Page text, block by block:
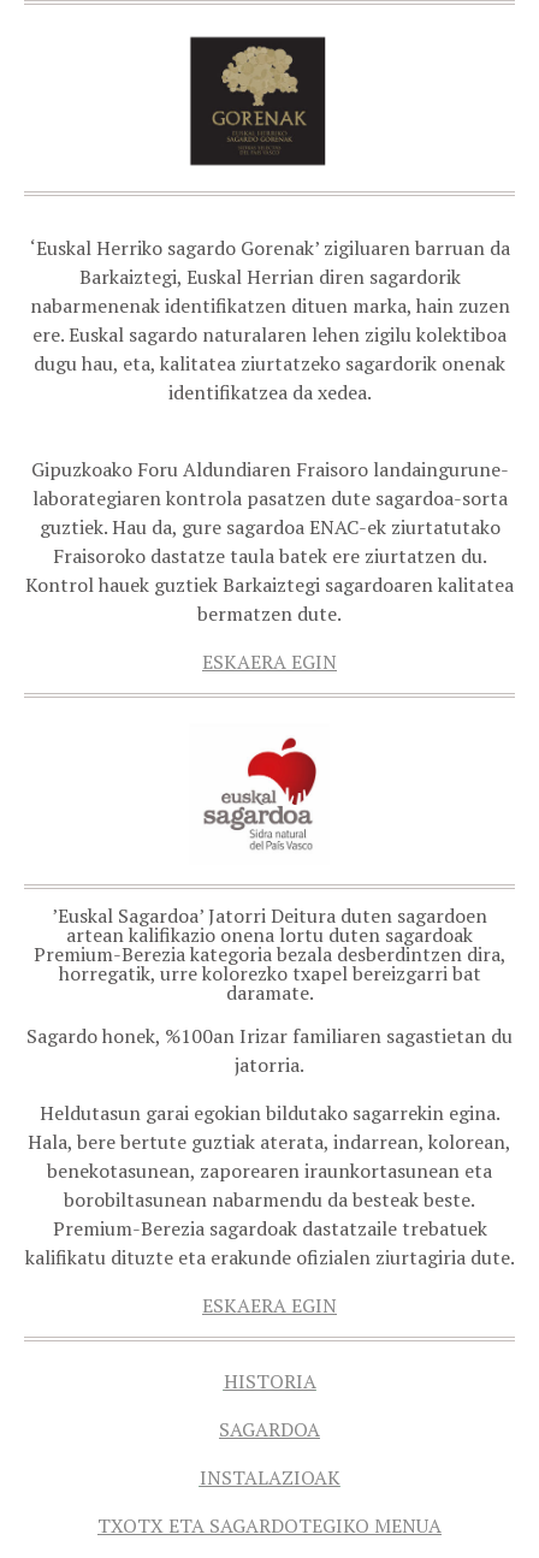
‘Euskal Herriko sagardo Gorenak’ zigiluaren barruan da
Barkaiztegi, Euskal Herrian diren sagardorik
nabarmenenak identifikatzen dituen marka, hain zuzen
ere. Euskal sagardo naturalaren lehen zigilu kolektiboa
dugu hau, eta, kalitatea ziurtatzeko sagardorik onenak
identifikatzea da xedea.
Gipuzkoako Foru Aldundiaren Fraisoro landaingurune-
laborategiaren kontrola pasatzen dute sagardoa-sorta
guztiek. Hau da, gure sagardoa ENAC-ek ziurtatutako
Fraisoroko dastatze taula batek ere ziurtatzen du.
Kontrol hauek guztiek Barkaiztegi sagardoaren kalitatea
bermatzen dute.
ESKAERA EGIN
’Euskal Sagardoa’ Jatorri Deitura duten sagardoen
artean kalifikazio onena lortu duten sagardoak
Premium-Berezia kategoria bezala desberdintzen dira,
horregatik, urre kolorezko txapel bereizgarri bat
daramate.
Sagardo honek, %100an Irizar familiaren sagastietan du
jatorria.
Heldutasun garai egokian bildutako sagarrekin egina.
Hala, bere bertute guztiak aterata, indarrean, kolorean,
benekotasunean, zaporearen iraunkortasunean eta
borobiltasunean nabarmendu da besteak beste.
Premium-Berezia sagardoak dastatzaile trebatuek
kalifikatu dituzte eta erakunde ofizialen ziurtagiria dute.
ESKAERA EGIN
HISTORIA
SAGARDOA
INSTALAZIOAK
TXOTX ETA SAGARDOTEGIKO MENUA